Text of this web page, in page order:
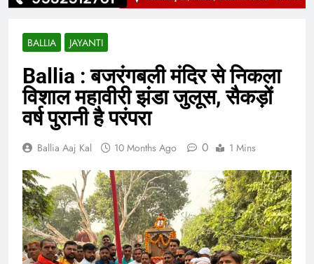
BALLIA JAYANTI
Ballia : बजरंगबली मंदिर से निकला
विशाल महावीरी झंडा जुलूस, सैकड़ों
वर्ष पुरानी है परंपरा
Ballia Aaj Kal 10 Months Ago 0 1 Mins